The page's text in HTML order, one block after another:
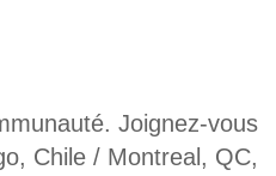
Joignez-vous
Chile / Montreal, QC,